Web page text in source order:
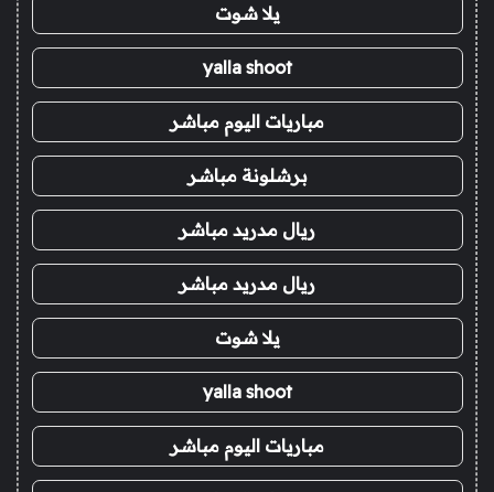
يلا شوت
yalla shoot
مباريات اليوم مباشر
برشلونة مباشر
ريال مدريد مباشر
ريال مدريد مباشر
يلا شوت
yalla shoot
مباريات اليوم مباشر